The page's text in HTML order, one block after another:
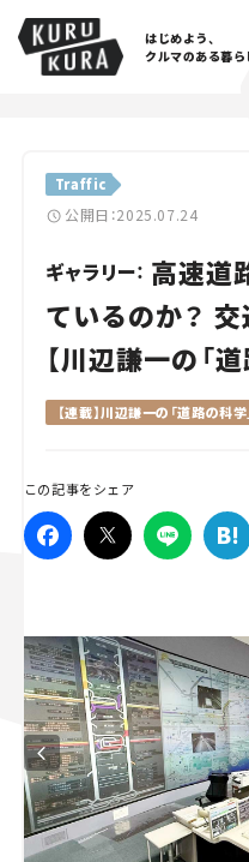
はじめよう、
クルマのある暮ら
Traffic
公開日：2025.07.24
ギャラリー： 高速道
ているのか？ 交
【川辺謙一の「
【連載】川辺謙一の「道路の科学
この記事をシェア
Cars
Lifestyle
Traffic
Special
Campaign
人気のハッシュタグ